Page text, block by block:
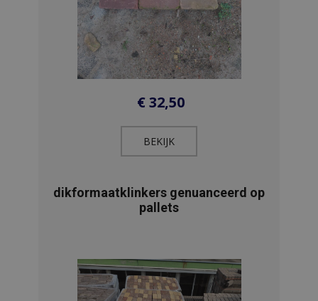
€32,50
BEKIJK​
dikformaatklinkers genuanceerd op
pallets